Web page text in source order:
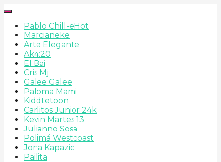
Pablo Chill-eHot
Marcianeke
Arte Elegante
Ak4:20
El Bai
Cris Mj
Galee Galee
Paloma Mami
Kiddtetoon
Carlitos Junior 24k
Kevin Martes 13
Julianno Sosa
Polimá Westcoast
Jona Kapazio
Pailita